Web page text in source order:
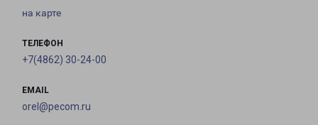
на карте
ТЕЛЕФОН
+7(4862) 30-24-00
EMAIL
orel@pecom.ru